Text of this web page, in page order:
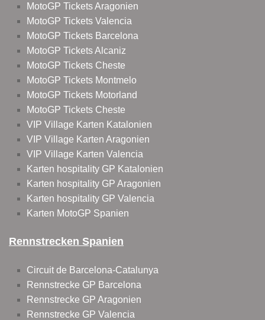
MotoGP Tickets Aragonien
MotoGP Tickets Valencia
MotoGP Tickets Barcelona
MotoGP Tickets Alcaniz
MotoGP Tickets Cheste
MotoGP Tickets Montmelo
MotoGP Tickets Motorland
MotoGP Tickets Cheste
VIP Village Karten Katalonien
VIP Village Karten Aragonien
VIP Village Karten Valencia
Karten hospitality GP Katalonien
Karten hospitality GP Aragonien
Karten hospitality GP Valencia
Karten MotoGP Spanien
Rennstrecken Spanien
Circuit de Barcelona-Catalunya
Rennstrecke GP Barcelona
Rennstrecke GP Aragonien
Rennstrecke GP Valencia